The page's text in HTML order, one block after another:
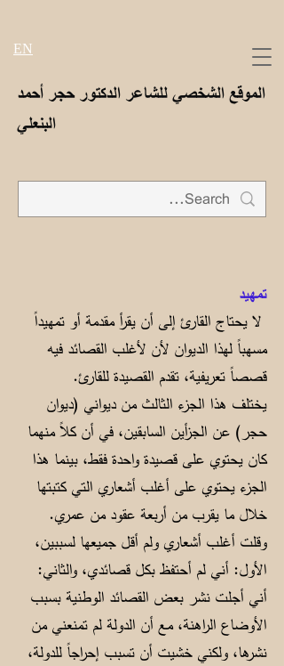
الموقع الشخصي للشاعر الدكتور حجر أحمد
البنعلي
EN
تمهيد
لا يحتاج القارئ إلى أن يقرأ مقدمة أو تمهيداً
مسهباً لهذا الديوان لأن لأغلب القصائد فيه
قصصاً تعريفية، تقدم القصيدة للقارئ.
يختلف هذا الجزء الثالث من ديواني (ديوان
حجر) عن الجزأين السابقين، في أن كلاً منهما
كان يحتوي على قصيدة واحدة فقط، بينما هذا
الجزء يحتوي على أغلب أشعاري التي كتبتها
خلال ما يقرب من أربعة عقود من عمري.
وقلت أغلب أشعاري ولم أقل جميعها لسببين،
الأول: أني لم أحتفظ بكل قصائدي، والثاني:
أني أجلت نشر بعض القصائد الوطنية بسبب
الأوضاع الراهنة، مع أن الدولة لم تمنعني من
نشرها، ولكني خشيت أن تسبب إحراجاً للدولة،